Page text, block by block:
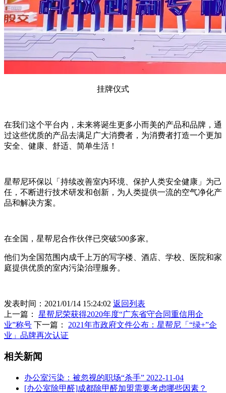
挂牌仪式
在我们这个平台内，未来将诞生更多小而美的产品和品牌，通
过这些优质的产品去满足广大消费者，为消费者打造一个更加
安全、健康、舒适、简单生活！
星帮尼环保以「持续改善室内环境、保护人类安全健康」为己
任，不断进行技术研发和创新，为人类提供一流的空气净化产
品和解决方案。
在全国，星帮尼合作伙伴已突破500多家。
他们为全国范围内成千上万的写字楼、酒店、学校、医院和家
庭提供优质的室内污染治理服务。
发表时间：2021/01/14 15:24:02 返回列表
上一篇： 星帮尼荣获得2020年度“广东省守合同重信用企
业”称号 下一篇： 2021年市政府文件公布：星帮尼「“绿+”企
业」品牌再次认证
相关新闻
办公室污染：被忽视的职场“杀手” 2022-11-04
[办公室除甲醛]成都除甲醛加盟需要考虑哪些因素？